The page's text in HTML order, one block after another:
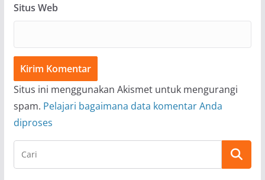
Situs Web
Situs ini menggunakan Akismet untuk mengurangi
spam. Pelajari bagaimana data komentar Anda
diproses